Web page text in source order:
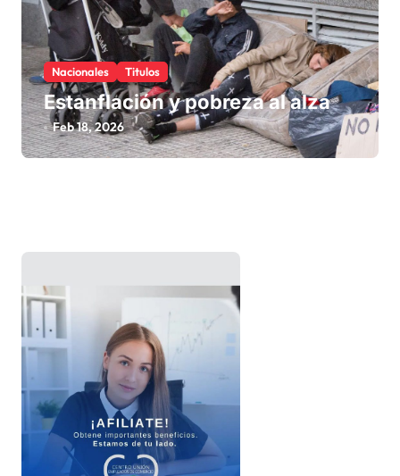
Nacionales Titulos
Estanflación y pobreza al alza
Feb 18, 2026